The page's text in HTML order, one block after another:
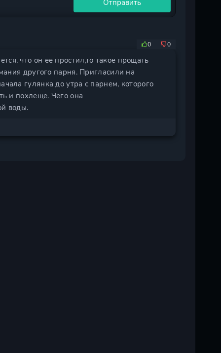
Отправить
0 0
что он ее простил,то такое прощать
другого парня. Пригласили на
гулянка до утра с парнем, которого
и похлеще. Чего она
воды.